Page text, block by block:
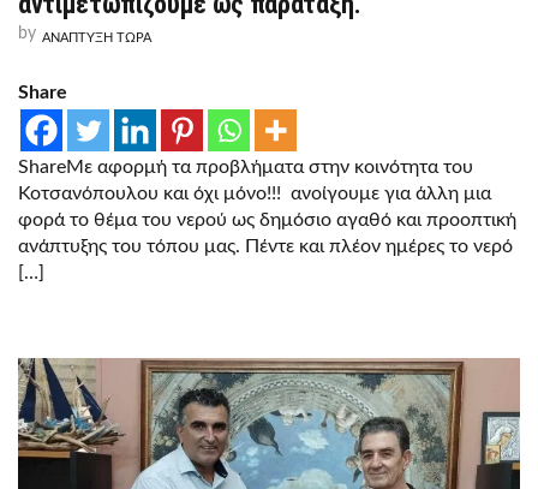
ΕΊΝΑΙ
by ΑΝΑΠΤΥΞΗ ΤΩΡΑ
Share
ShareΜε αφορμή τα προβλήματα στην κοινότητα του
Κοτσανόπουλου και όχι μόνο!!! ανοίγουμε για άλλη μια
φορά το θέμα του νερού ως δημόσιο αγαθό και προοπτική
ανάπτυξης του τόπου μας. Πέντε και πλέον ημέρες το νερό
[…]